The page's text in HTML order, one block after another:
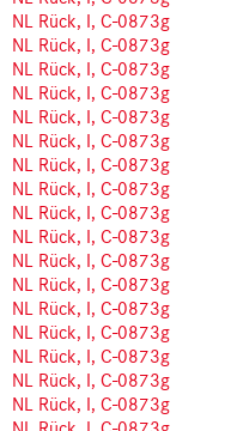
NL Rück, I, C-0873g
NL Rück, I, C-0873g
NL Rück, I, C-0873g
NL Rück, I, C-0873g
NL Rück, I, C-0873g
NL Rück, I, C-0873g
NL Rück, I, C-0873g
NL Rück, I, C-0873g
NL Rück, I, C-0873g
NL Rück, I, C-0873g
NL Rück, I, C-0873g
NL Rück, I, C-0873g
NL Rück, I, C-0873g
NL Rück, I, C-0873g
NL Rück, I, C-0873g
NL Rück, I, C-0873g
NL Rück, I, C-0873g